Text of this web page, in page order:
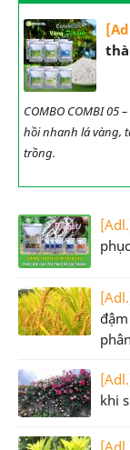
COMBO COMBI
hồi nhanh lá vàng,
trồng.
khi